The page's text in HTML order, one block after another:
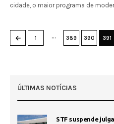
cidade, o maior programa de
← 1 … 389 390 391
ÚLTIMAS NOTÍCIAS
STF suspende